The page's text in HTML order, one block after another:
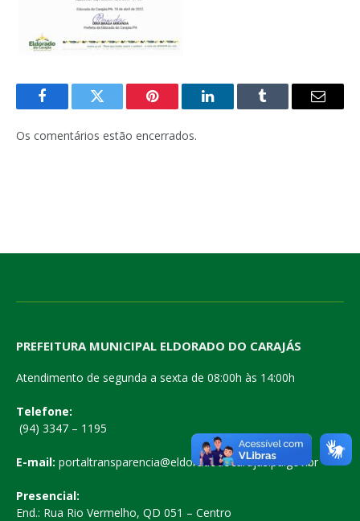
FacebookTwitter Pinterest LinkedInTumblr
E-
Os comentários estão encerrados.
PREFEITURA MUNICIPAL ELDORADO DO CARAJÁS
Atendimento de segunda a sexta de 08:00h às 14:00h
Telefone:
(94) 3347 – 1195
E-mail: portaltransparencia@eldoradodocarajas.pa.gov.br
Presencial:
End.: Rua Rio Vermelho, QD 051 – Centro